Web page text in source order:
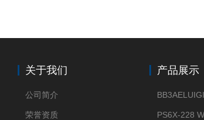
关于我们
公司简介
荣誉资质
产品展示